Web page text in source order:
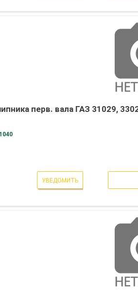
перв. вала ГАЗ 31029,
УВЕДОМИТЬ